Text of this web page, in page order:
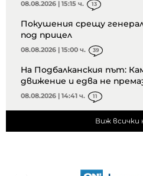
08.08.2026 | 15:15 ч. 13
Покушения срещу
под прицел
08.08.2026 | 15:00 ч. 39
На Подбалканския път:
движение и едва не
08.08.2026 | 14:41 ч. 11
Виж всички